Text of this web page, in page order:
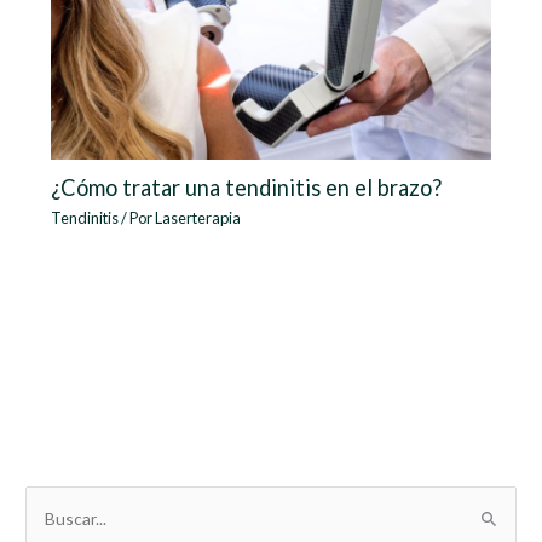
¿Cómo tratar una tendinitis en el brazo?
Tendinitis/ PorLaserterapia